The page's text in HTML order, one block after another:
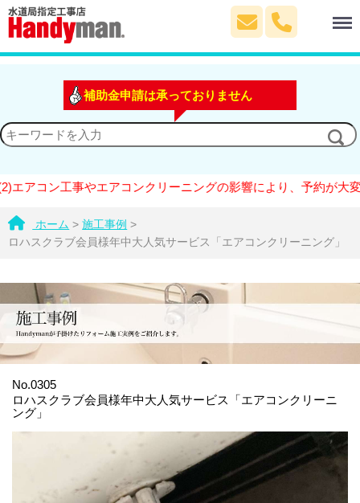
補助金申請は承っておりません
事やエアコンクリーニングの影響により、予約が大変混雑して
ホーム >施工事例 >
ロハスクラブ会員様年中大人気サービス「エアコンクリーニング」
No.0305
ロハスクラブ会員様年中大人気サービス「エアコンクリーニ
ング」